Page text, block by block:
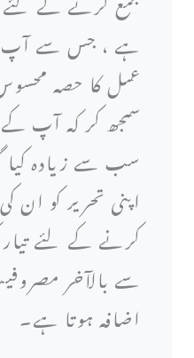
ہے ، جس سے آپ
عمل کا حصہ
سمجھ کر کہ آپ
سب سے زیادہ
اپنی تحریر کو ان
کرنے کے لئے
سے بالآخر
اضافہ ہوتا ہے۔